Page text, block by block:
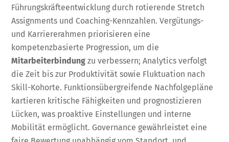
Führungskräfteentwicklung durch rotierende Stretch
Assignments und Coaching-Kennzahlen. Vergütungs-
und Karriererahmen priorisieren eine
kompetenzbasierte Progression, um die
Mitarbeiterbindung zu verbessern; Analytics verfolgt
die Zeit bis zur Produktivität sowie Fluktuation nach
Skill-Kohorte. Funktionsübergreifende Nachfolgepläne
kartieren kritische Fähigkeiten und prognostizieren
Lücken, was proaktive Einstellungen und interne
Mobilität ermöglicht. Governance gewährleistet eine